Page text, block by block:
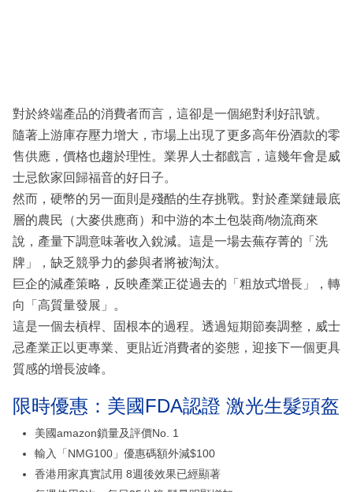
對於終端產品的消費者而言，這卻是一個絕對利好訊號。
隨著上游庫存壓力增大，市場上出現了更多高年份酒款的零
售供應，價格也趨於理性。業界人士都戲言，這幾年會是威
士忌飲家回歸福音的好日子。
然而，硬幣的另一面則是殘酷的生存挑戰。對於產業鏈最底
層的農民（大麥供應商）和中游的本土包裝商/物流商來
說，產量下調意味著收入銳減。這是一場去蕪存菁的「洗
牌」，缺乏競爭力的參與者將被淘汰。
巨企的減產策略，反映產業正從過去的「粗放式增長」，轉
向「高質量發展」。
這是一個去槓桿、固根本的過程。透過短期節奏調整，威士
忌產業正以更專業、更貼近消費者的姿態，迎接下一個更具
質感的增長波峰。
限時優惠：美國FDA認證 激光生髮頭盔
美國amazon鎖量及評價No. 1
輸入「NMG100」優惠碼額外減$100
香港用家真實試用 8週後效果已經顯著